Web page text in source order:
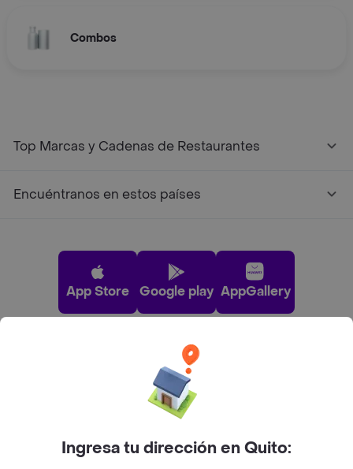
Combos
Top Marcas y Cadenas de Restaurantes
Encuéntranos en estos países
App Store Google play AppGallery
Pide tu comida favorita cerca de ti
Ingresa tu dirección en Quito: